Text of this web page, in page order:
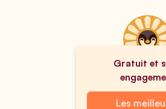
Gratuit et
Les